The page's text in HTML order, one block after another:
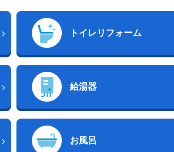
トイレリフォーム
給湯器
お風呂